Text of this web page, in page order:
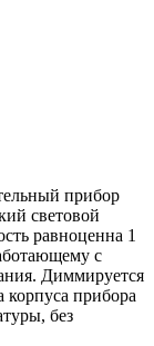
прибор
световой
равноценна 1
с
Диммируется
прибора
без